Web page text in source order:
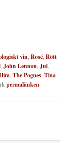
vin Rosé Rött
John Lennon Jul
The Pogues Tina
permalänken.